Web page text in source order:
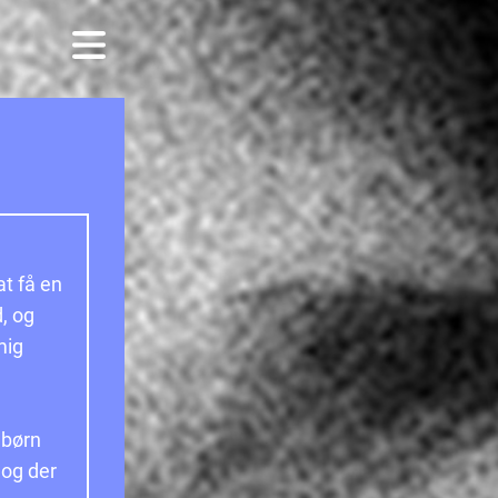
få en
og
der